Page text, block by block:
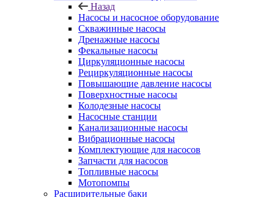
Назад
Насосы и насосное оборудование
Скважинные насосы
Дренажные насосы
Фекальные насосы
Циркуляционные насосы
Рециркуляционные насосы
Повышающие давление насосы
Поверхностные насосы
Колодезные насосы
Насосные станции
Канализационные насосы
Вибрационные насосы
Комплектующие для насосов
Запчасти для насосов
Топливные насосы
Мотопомпы
Расширительные баки